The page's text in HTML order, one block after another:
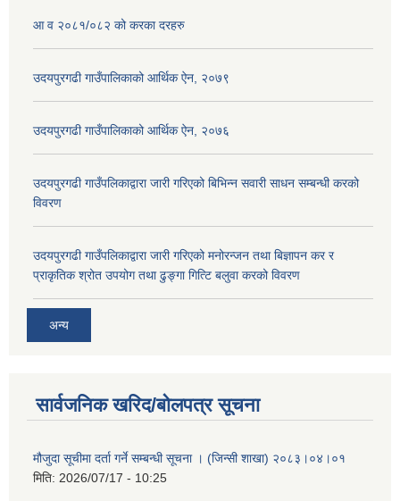
आ व २०८१/०८२ को करका दरहरु
उदयपुरगढी गाउँपालिकाको आर्थिक ऐन, २०७९
उदयपुरगढी गाउँपालिकाको आर्थिक ऐन, २०७६
उदयपुरगढी गाउँपलिकाद्वारा जारी गरिएको बिभिन्न सवारी साधन सम्बन्धी करको
विवरण
उदयपुरगढी गाउँपलिकाद्वारा जारी गरिएको मनोरन्जन तथा बिज्ञापन कर र
प्राकृतिक श्रोत उपयोग तथा ढुङ्गा गित्टि बलुवा करको विवरण
अन्य
सार्वजनिक खरिद/बोलपत्र सूचना
मौजुदा सूचीमा दर्ता गर्ने सम्बन्धी सूचना । (जिन्सी शाखा) २०८३।०४।०१
मिति: 2026/07/17 - 10:25